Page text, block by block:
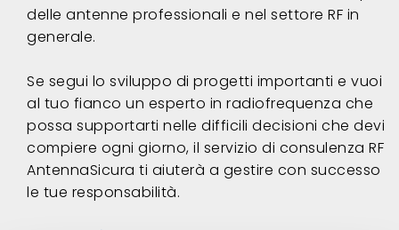
delle antenne professionali e nel settore RF in
generale.
Se segui lo sviluppo di progetti importanti e vuoi
al tuo fianco un esperto in radiofrequenza che
possa supportarti nelle difficili decisioni che devi
compiere ogni giorno, il servizio di consulenza RF
AntennaSicura ti aiuterà a gestire con successo
le tue responsabilità.